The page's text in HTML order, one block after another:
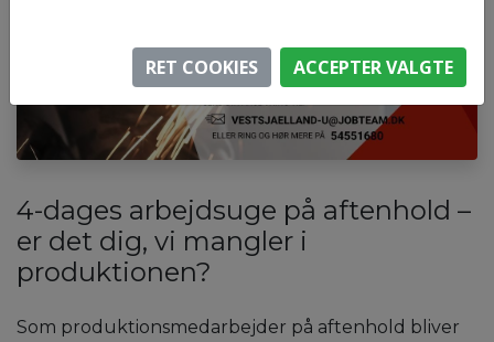
4-dages arbejdsuge på aftenhold –
er det dig, vi mangler i
produktionen?
Som produktionsmedarbejder på aftenhold bliver
RET COOKIES ACCEPTER VALGTE